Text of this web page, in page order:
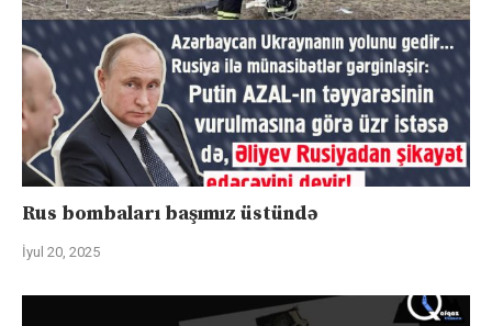
Rus bombaları başımız üstündə
İyul 20, 2025